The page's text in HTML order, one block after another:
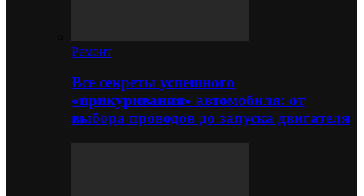
Ремонт
Все секреты успешного
«прикуривания» автомобиля: от
выбора проводов до запуска двигателя